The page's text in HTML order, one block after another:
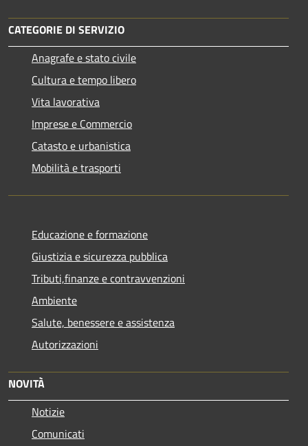
CATEGORIE DI SERVIZIO
Anagrafe e stato civile
Cultura e tempo libero
Vita lavorativa
Imprese e Commercio
Catasto e urbanistica
Mobilità e trasporti
Educazione e formazione
Giustizia e sicurezza pubblica
Tributi,finanze e contravvenzioni
Ambiente
Salute, benessere e assistenza
Autorizzazioni
NOVITÀ
Notizie
Comunicati